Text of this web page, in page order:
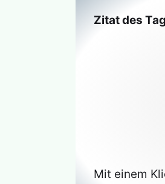
Zitat des
Mit einem